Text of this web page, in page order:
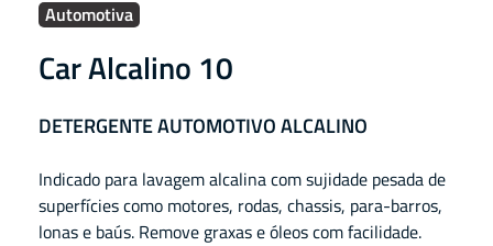
Automotiva
Car Alcalino 10
DETERGENTE AUTOMOTIVO ALCALINO
Indicado para lavagem alcalina com sujidade pesada de
superfícies como motores, rodas, chassis, para-barros,
lonas e baús. Remove graxas e óleos com facilidade.